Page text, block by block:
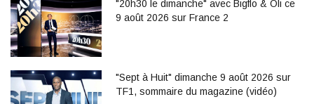
"20h30 le dimanche" avec Bigflo & Oli ce
9 août 2026 sur France 2
"Sept à Huit" dimanche 9 août 2026 sur
TF1, sommaire du magazine (vidéo)